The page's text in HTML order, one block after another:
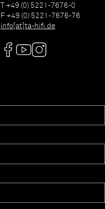
T +49 (0) 5221-7676-0
F +49 (0) 5221-7676-76
info[at]ta-hifi.de